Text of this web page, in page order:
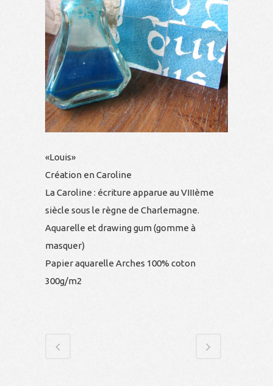
«Louis»
Création en Caroline
La Caroline : écriture apparue au VIIIème
siècle sous le règne de Charlemagne.
Aquarelle et drawing gum (gomme à
masquer)
Papier aquarelle Arches 100% coton
300g/m2